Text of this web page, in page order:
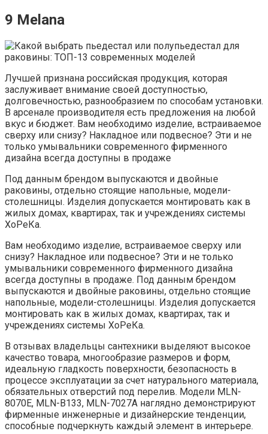
9 Melana
Лучшей признана российская продукция, которая
заслуживает внимание своей доступностью,
долговечностью, разнообразием по способам установки.
В арсенале производителя есть предложения на любой
вкус и бюджет. Вам необходимо изделие, встраиваемое
сверху или снизу? Накладное или подвесное? Эти и не
только умывальники современного фирменного
дизайна всегда доступны в продаже
Под данным брендом выпускаются и двойные
раковины, отдельно стоящие напольные, модели-
столешницы. Изделия допускается монтировать как в
жилых домах, квартирах, так и учреждениях системы
ХоРеКа.
Вам необходимо изделие, встраиваемое сверху или
снизу? Накладное или подвесное? Эти и не только
умывальники современного фирменного дизайна
всегда доступны в продаже. Под данным брендом
выпускаются и двойные раковины, отдельно стоящие
напольные, модели-столешницы. Изделия допускается
монтировать как в жилых домах, квартирах, так и
учреждениях системы ХоРеКа.
В отзывах владельцы сантехники выделяют высокое
качество товара, многообразие размеров и форм,
идеальную гладкость поверхности, безопасность в
процессе эксплуатации за счет натурального материала,
обязательных отверстий под перелив. Модели MLN-
8070E, MLN-B133, MLN-7027A наглядно демонстрируют
фирменные инженерные и дизайнерские тенденции,
способные подчеркнуть каждый элемент в интерьере.